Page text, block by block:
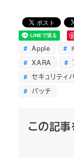
Apple
XARA
セキュリティ
パッチ
この記